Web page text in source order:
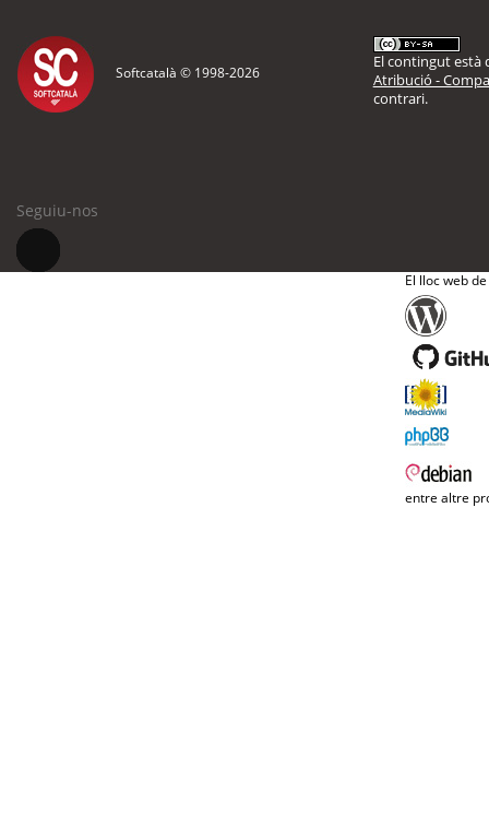
Softcatalà © 1998-2026
El contingut està
Atribució -
contrari.
Seguiu-nos
El lloc web
entre altre